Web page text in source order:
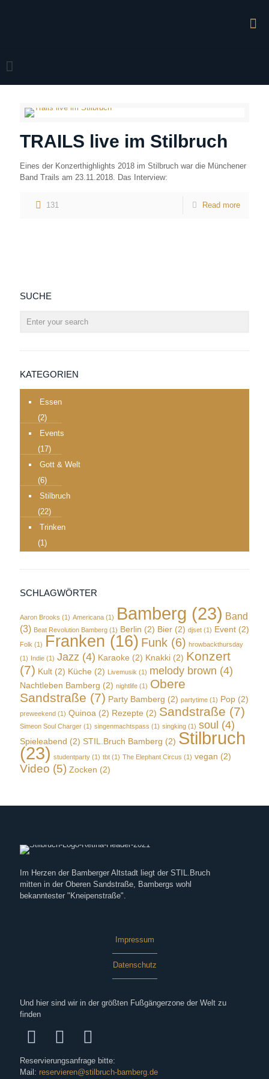
TRAILS live im Stilbruch
Eines der Konzerthighlights 2018 im Stilbruch war die Münchener
Band Trails am 23.11.2018. Das Interview:
131 Read more
SUCHE
KATEGORIEN
Essen
(2)
Events
(17)
Gott & Welt
(6)
Stilbruch
(22)
Trinken
(1)
SCHLAGWÖRTER
Aaron Brooks (1) Americana (1) Bamberg (23) Band
(3) Beat Revolution Bamberg (1) Berlin (2) Bier (2) djset (1) Event (2)
Folk (1) Franken (16) Funk (6) hrowbackthursday
(1) Indie (1) Jazz (4) Karaoke (2) Knakki (2) Konzert
(7) Kult (2) Küche (2) Livemusik (1) melody brown (4)
Nachtleben Bamberg (2) nightlife (1) Obere
Sandstraße (7) Party Bamberg (2) partytime (1) Pop (2)
preweekend (1) Quinoa (2) Rezepte (2) Sandstraße (7)
Simeon Soul Charger (1) singenmachtspass (1) singking (1) soul (4)
Spieleabend (2) STIL.Bruch Bamberg (2) Stilbruch
(23) studentparty (1) tbt (1) The Elephant Circus (1) vegan (2)
Video (5) Zocken (2)
Im Herzen der Bamberger Altstadt liegt der STIL.Bruch
mitten in der Oberen Sandstraße, Bambergs wohl
bekanntester "Kneipenstraße".
Impressum
Datenschutz
Und hier sind wir in der größten Fußgängerzone der Welt zu
finden
Reservierungsanfrage bitte:
Mail: reservieren@stilbruch-bamberg.de